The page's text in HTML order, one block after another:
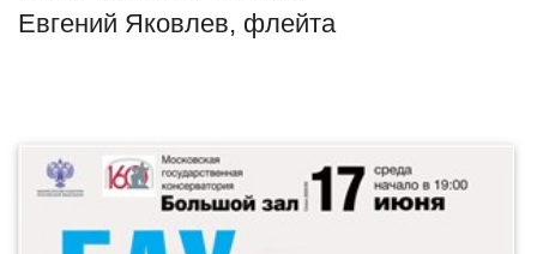
Евгений Яковлев, флейта